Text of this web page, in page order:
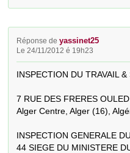
Réponse deyassinet25
Le 24/11/2012 é 19h23
INSPECTION DU TRAVAIL
7 RUE DES FRERES
Alger Centre, Alger (16),
INSPECTION GENERALE
44 SIEGE DU MINISTERE